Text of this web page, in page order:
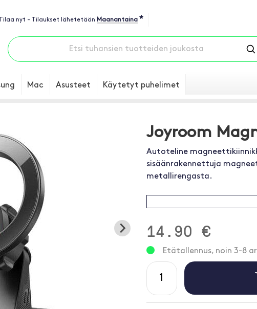
Tilaa nyt - Tilaukset lähetetään Maanantaina *
Mac Asusteet Käytetyt puhelimet
Joyroom
Autoteline
sisäänrakennettuja
metallirengasta.
14.90 €
Etätallennus, noin 3-8